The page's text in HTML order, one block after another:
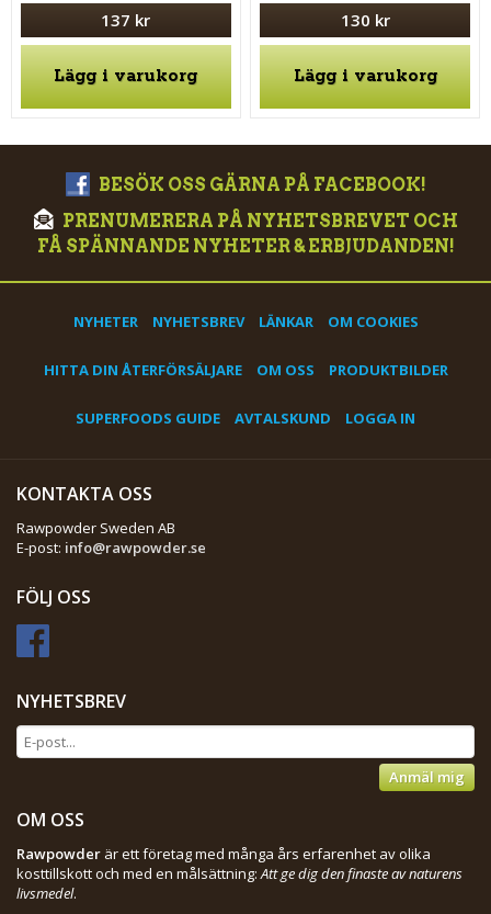
137 kr
Lägg i varukorg
130 kr
Lägg i varukorg
BESÖK OSS GÄRNA PÅ FACEBOOK!
PRENUMERERA PÅ NYHETSBREVET OCH
FÅ SPÄNNANDE NYHETER & ERBJUDANDEN!
NYHETER NYHETSBREV LÄNKAR OM COOKIES
HITTA DIN ÅTERFÖRSÄLJARE OM OSS PRODUKTBILDER
SUPERFOODS GUIDE AVTALSKUND LOGGA IN
KONTAKTA OSS
Rawpowder Sweden AB
E-post: info@rawpowder.se
FÖLJ OSS
NYHETSBREV
Anmäl mig
OM OSS
Rawpowder är ett företag med många års erfarenhet av olika
kosttillskott och med en målsättning:Att ge dig den finaste av naturens
livsmedel.